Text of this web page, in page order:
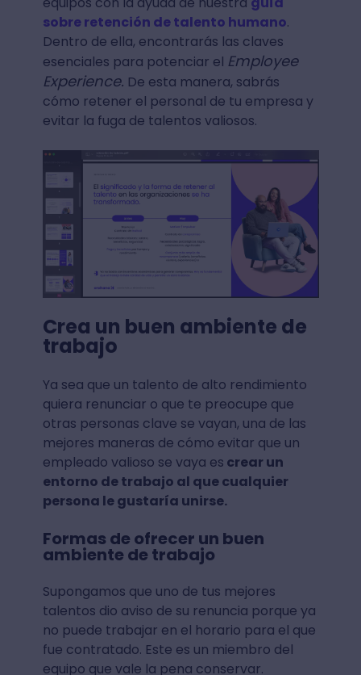
sobre retención de talento humano.
Dentro de ella, encontrarás las claves
esenciales para potenciar el Employee
Experience. De esta manera, sabrás
cómo retener el personal de tu empresa y
evitar la fuga de talentos valiosos.
Crea un buen ambiente de
trabajo
Ya sea que un talento de alto rendimiento
quiera renunciar o que te preocupe que
otras personas clave se vayan, una de las
mejores maneras de cómo evitar que un
empleado valioso se vaya es crear un
entorno de trabajo al que cualquier
persona le gustaría unirse.
Formas de ofrecer un buen
ambiente de trabajo
Supongamos que uno de tus mejores
talentos dio aviso de su renuncia porque ya
no puede trabajar en el horario para el que
fue contratado. Este es un miembro del
equipo que vale la pena conservar.